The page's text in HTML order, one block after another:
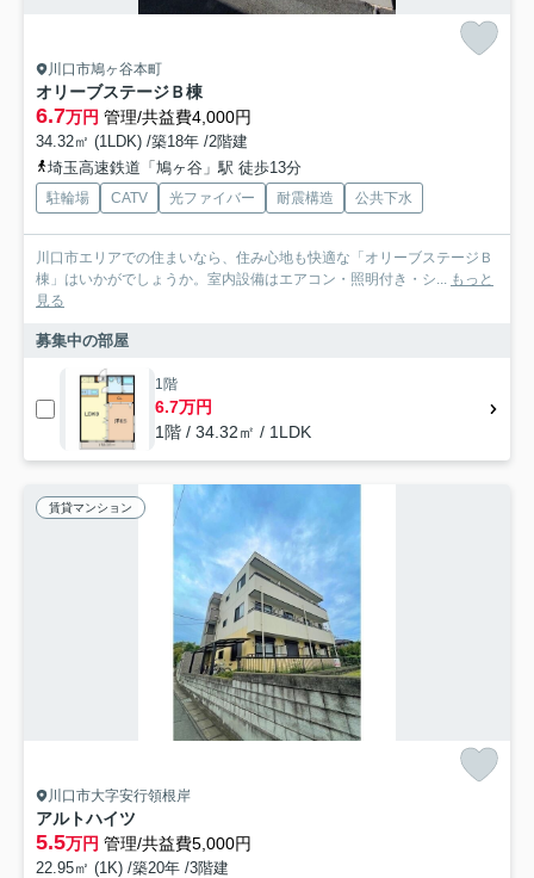
川口市鳩ヶ谷本町
オリーブステージＢ棟
6.7万円 管理/共益費4,000円
34.32㎡ (1LDK) /築18年 /2階建
埼玉高速鉄道「鳩ヶ谷」駅 徒歩13分
駐輪場 CATV 光ファイバー 耐震構造 公共下水
川口市エリアでの住まいなら、住み心地も快適な「オリーブステージＢ
棟」はいかがでしょうか。室内設備はエアコン・照明付き・シ... もっと
見る
募集中の部屋
1階
6.7万円
1階 / 34.32㎡ / 1LDK
賃貸マンション
川口市大字安行領根岸
アルトハイツ
5.5万円 管理/共益費5,000円
22.95㎡ (1K) /築20年 /3階建